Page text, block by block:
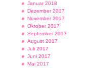
Januar 2018
Dezember 2017
November 2017
Oktober 2017
September 2017
August 2017
Juli 2017
Juni 2017
Mai 2017